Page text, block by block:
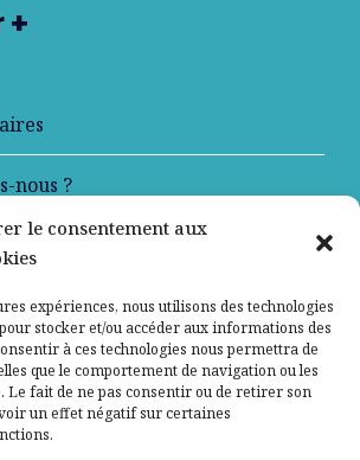
le consentement aux
expériences, nous utilisons des technologies
stocker et/ou accéder aux informations des
à ces technologies nous permettra de
que le comportement de navigation ou les
Le fait de ne pas consentir ou de retirer son
un effet négatif sur certaines
+
nous ?
confidentialité